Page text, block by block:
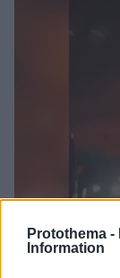
Protothema -
Information